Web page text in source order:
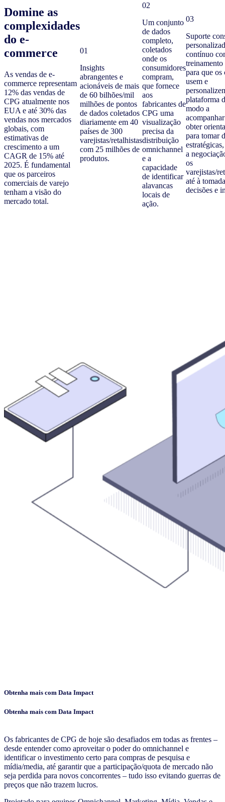
Domine as
complexidades
do e-
commerce
As vendas de e-
commerce representam
12% das vendas de
CPG atualmente nos
EUA e até 30% das
vendas nos mercados
globais, com
estimativas de
crescimento a um
CAGR de 15% até
2025. É fundamental
que os parceiros
comerciais de varejo
tenham a visão do
mercado total.
01
Insights
abrangentes e
acionáveis de mais
de 60 bilhões/mil
milhões de pontos
de dados coletados
diariamente em 40
países de 300
varejistas/retalhistas
com 25 milhões de
produtos.
02
Um conjunto
de dados
completo,
coletados
onde os
consumidores
compram,
que fornece
aos
fabricantes de
CPG uma
visualização
precisa da
distribuição
omnichannel
e a
capacidade
de identificar
alavancas
locais de
ação.
03
Suporte
contínuo
treinamento
para que os
usem e
plataforma
modo a
obter
para tomar
a
os
varejistas/
até à
decisões e
Obtenha mais com Data Impact
Obtenha mais com Data Impact
Os fabricantes de CPG de hoje são desafiados em todas as frentes –
desde entender como aproveitar o poder do omnichannel e
identificar o investimento certo para compras de pesquisa e
mídia/media, até garantir que a participação/quota de mercado não
seja perdida para novos concorrentes – tudo isso evitando guerras de
preços que não trazem lucros.